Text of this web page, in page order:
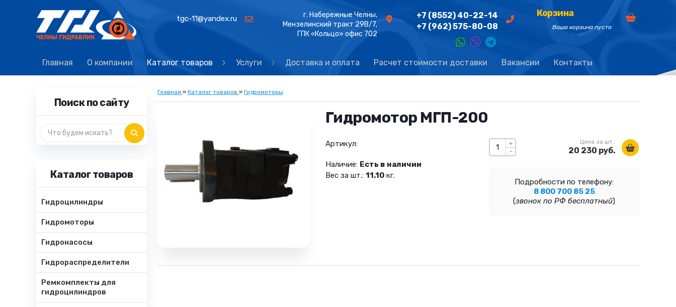
tgc-11@yandex.ru
г. Набережные Челны,
Мензелинский тракт 29В/7,
ГПК «Кольцо» офис 702
+7 (8552) 40-22-14
+7 (962) 575-80-08
Корзина
Ваша корзина пуста
Главная О компании Каталог товаров Услуги Доставка и оплата Расчет стоимости доставки Вакансии Контакты
Поиск по сайту
Каталог товаров
Гидроцилиндры
Гидромоторы
Гидронасосы
Гидрораспределители
Ремкомплекты для
гидроцилиндров
Главная » Каталог товаров » Гидромоторы
Гидромотор МГП-200
+
-
Цена за шт.:
20 230 руб.
Подробности по телефону:
8 800 700 85 25
(звонок по РФ бесплатный)
Артикул:
Наличие: Есть в наличии
Вес за шт.: 11.10кг.